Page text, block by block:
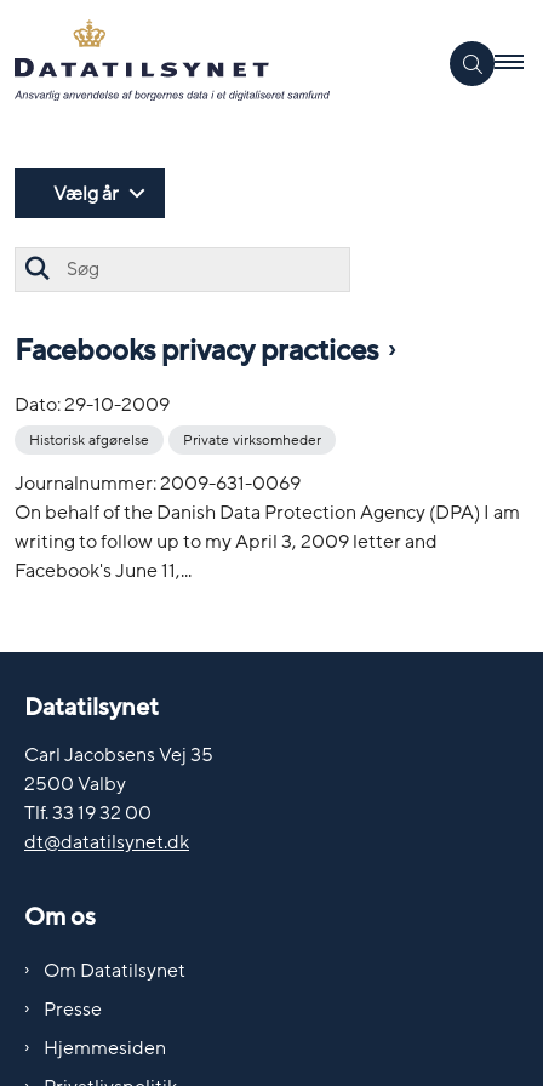
Vælg år
Facebooks privacy practices
Dato:29-10-2009
Historisk afgørelse Private virksomheder
Journalnummer: 2009-631-0069
On behalf of the Danish Data Protection Agency (DPA) I am
writing to follow up to my April 3, 2009 letter and
Facebook's June 11,...
Datatilsynet
Carl Jacobsens Vej 35
2500 Valby
Tlf. 33 19 32 00
dt@datatilsynet.dk
Om os
Om Datatilsynet
Presse
Hjemmesiden